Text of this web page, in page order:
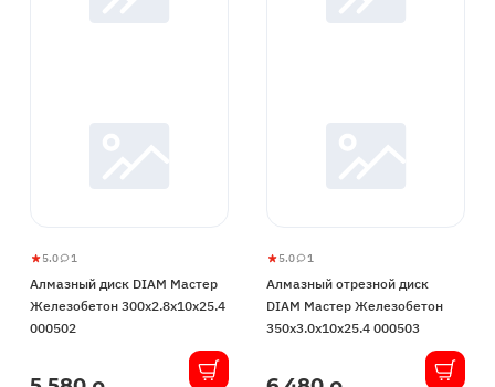
Алмазный
диск
DIAM
5.0
5
1 1
Алмазный диск DIAM Мастер
Железобетон 300x2.8x10x25.4
000502
Алмазный
отрезной
диск
5.0
5
1 1
Алмазный отрезной диск
DIAM Мастер Железобетон
350x3.0x10x25.4 000503